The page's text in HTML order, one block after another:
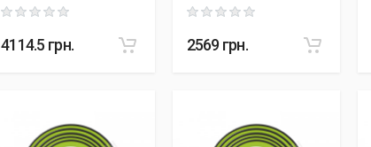
Rating: 0 out of 5
4114.5 грн.
Rating: 0 out of 5
2569 грн.